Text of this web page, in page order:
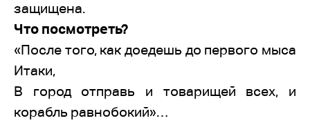
защищена.
Что посмотреть?
«После того, как доедешь до первого мыса
Итаки,
В город отправь и товарищей всех, и
корабль равнобокий»…